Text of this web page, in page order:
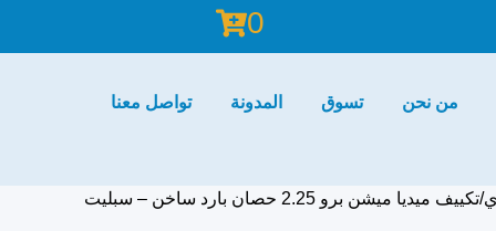
0
من نحن تسوق المدونة تواصل معنا
تكييف ميديا ميشن برو 2.25 حصان بارد ساخن – سبليت